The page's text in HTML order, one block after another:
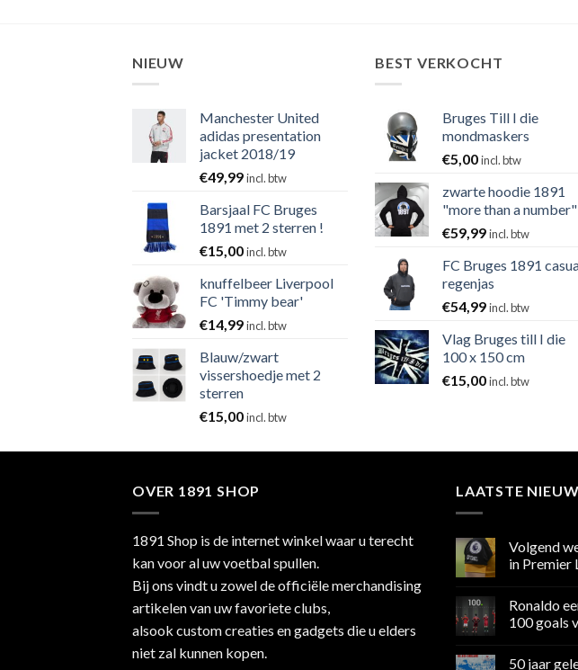
NIEUW
Manchester United
adidas presentation
jacket 2018/19
€49,99incl. btw
Barsjaal FC Bruges
1891 met 2 sterren !
€15,00incl. btw
knuffelbeer Liverpool
FC 'Timmy bear'
€14,99incl. btw
Blauw/zwart
vissershoedje met 2
sterren
€15,00incl. btw
BEST VERKOCHT
Bruges Till I die
mondmaskers
€5,00incl. btw
zwarte hoodie 1891
"more than a number"
€59,99incl. btw
FC Bruges 1891
regenjas
€54,99incl. btw
Vlag Bruges till I die
100 x 150 cm
€15,00incl. btw
OVER 1891 SHOP
1891 Shop is de internet winkel waar u terecht
kan voor al uw voetbal spullen.
Bij ons vindt u zowel de officiële merchandising
artikelen van uw favoriete clubs,
alsook custom creaties en gadgets die u elders
niet zal kunnen kopen.
LAATSTE
Volgend
in Premier
op
Volgend
weekend
media
Ronaldo
100 goals
op
50 jaar